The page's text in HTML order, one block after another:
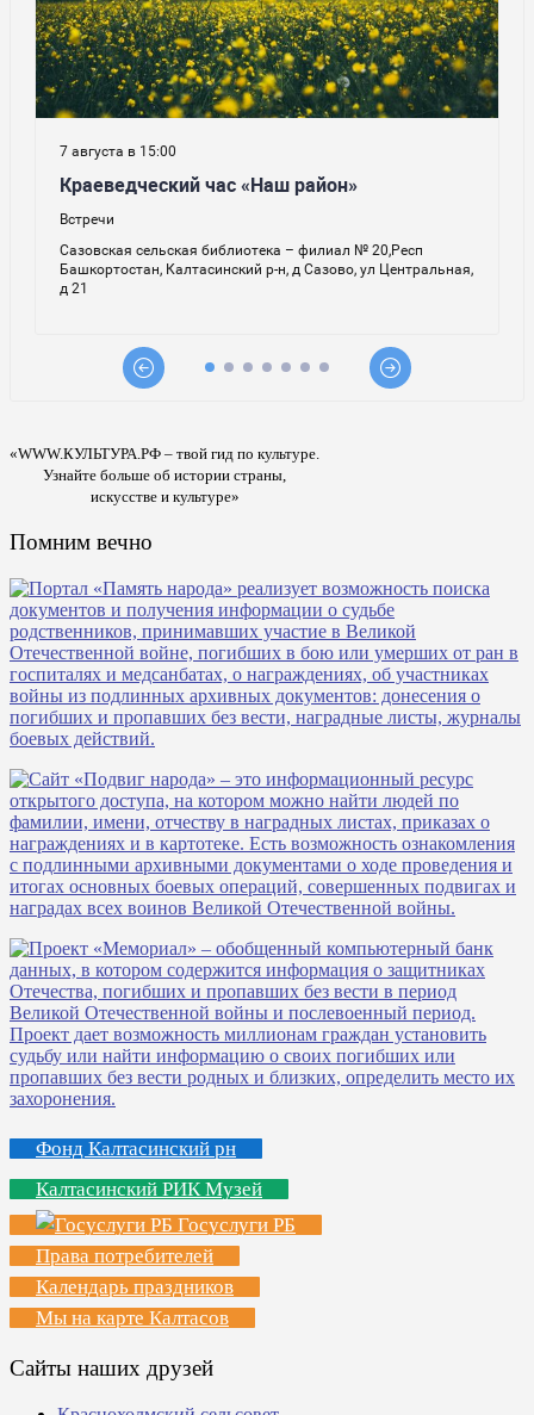
«WWW.КУЛЬТУРА.РФ – твой гид по культуре.
Узнайте больше об истории страны,
искусстве и культуре»
Помним вечно
Фонд Калтасинский рн
Калтасинский РИК Музей
Госуслуги РБ
Права потребителей
Календарь праздников
Мы на карте Калтасов
Сайты наших друзей